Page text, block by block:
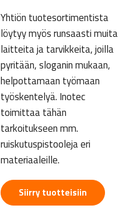
Yhtiön tuotesortimentista
löytyy myös runsaasti muita
laitteita ja tarvikkeita, joilla
pyritään, sloganin mukaan,
helpottamaan työmaan
työskentelyä. Inotec
toimittaa tähän
tarkoitukseen mm.
ruiskutuspistooleja eri
materiaaleille.
Siirry tuotteisiin